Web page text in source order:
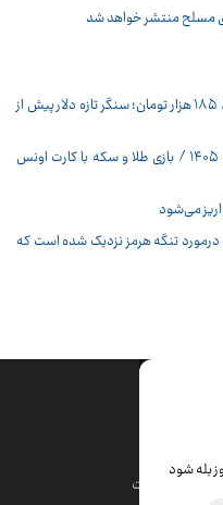
مسلح منتشر خواهد شد
پیش‌ بینی قیمت دلار دوشنبه ۱۹ مرداد ۱۴۰۵ / ۱۸۵ هزار تومان؛ سنگر تازه دلار پیش از
پیش‌ بینی قیمت طلا و سکه دوشنبه ۱۹ مرداد ۱۴۰۵ / بازی طلا و سکه با کارت اونس
درمورد تنگه هرمز نزدیک شده است که
بله شود
درهم امارات